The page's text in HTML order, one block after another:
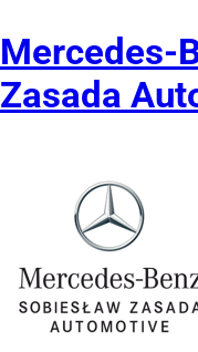
Mercedes-
Zasada